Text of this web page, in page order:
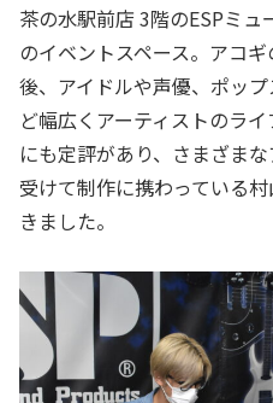
茶の水駅前店 3階のESPミ
のイベントスペース。アコ
後、アイドルや声優、ポッ
ど幅広くアーティストのラ
にも定評があり、さまざま
受けて制作に携わっている
きました。